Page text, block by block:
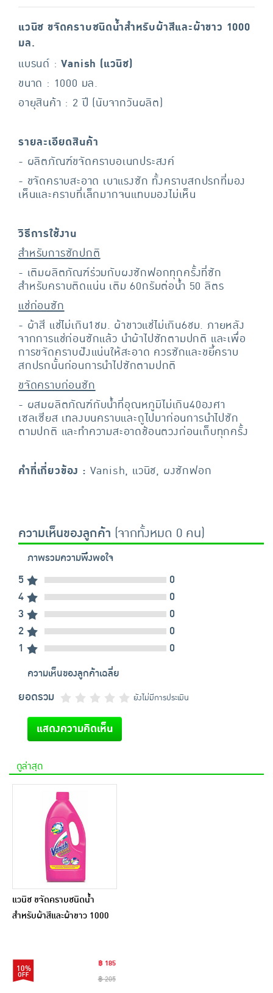
แวนิช ขจัดคราบชนิดน้ำสำหรับผ้าสีและผ้าขาว 1000
มล.
แบรนด์ :Vanish (แวนิช)
ขนาด : 1000 มล.
อายุสินค้า : 2 ปี (นับจากวันผลิต)
รายละเอียดสินค้า
- ผลิตภัณฑ์ขจัดคราบอเนกประสงค์
- ขจัดคราบสะอาด เบาแรงซัก ทั้งคราบสกปรกที่มอง
เห็นและคราบที่เล็กมากจนแทบมองไม่เห็น
วิธีการใช้งาน
สำหรับการซักปกติ
- เติมผลิตภัณฑ์ร่วมกับผงซักฟอกทุกครั้งที่ซัก
สำหรับคราบติดแน่น เติม 60กรัมต่อน้ำ 50 ลิตร
แช่ก่อนซัก
- ผ้าสี แช่ไม่เกิน1ชม. ผ้าขาวแช่ไม่เกิน6ชม. ภายหลัง
จากการแช่ก่อนซักแล้ว นำผ้าไปซักตามปกติ และเพื่อ
การขจัดคราบฝังแน่นให้สะอาด ควรซักและขยี้คราบ
สกปรกนั้นก่อนการนำไปซักตามปกติ
ขจัดคราบก่อนซัก
- ผสมผลิตภัณฑ์กับน้ำที่อุณหภูมิไม่เกิน40องศา
เซลเซียส เทลงบนคราบและถูไปมาก่อนการนำไปซัก
ตามปกติ และทำความสะอาดช้อนตวงก่อนเก็บทุกครั้ง
คำที่เกี่ยวข้อง : Vanish, แวนิช, ผงซักฟอก
ความเห็นของลูกค้า (จากทั้งหมด 0 คน)
ภาพรวมความพึงพอใจ
5
0
4
0
3
0
2
0
1
0
ความเห็นของลูกค้าเฉลี่ย
ยอดรวม ยังไม่มีการประเมิน
แสดงความคิดเห็น
ดูล่าสุด
แวนิช ขจัดคราบชนิดน้ำ
สำหรับผ้าสีและผ้าขาว 1000
10%
฿ 185
฿ 205